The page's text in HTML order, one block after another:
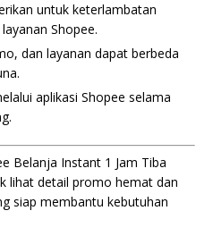
untuk keterlambatan
Shopee.
dan layanan dapat berbeda
aplikasi Shopee selama
Belanja Instant 1 Jam Tiba
lihat detail promo hemat dan
siap membantu kebutuhan